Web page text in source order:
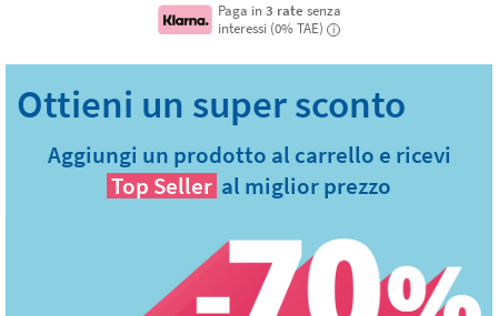
Paga in 3 rate senza
interessi (0% TAE)
i
Aggiungi un prodotto al carrello e ricevi
Top Seller al miglior prezzo